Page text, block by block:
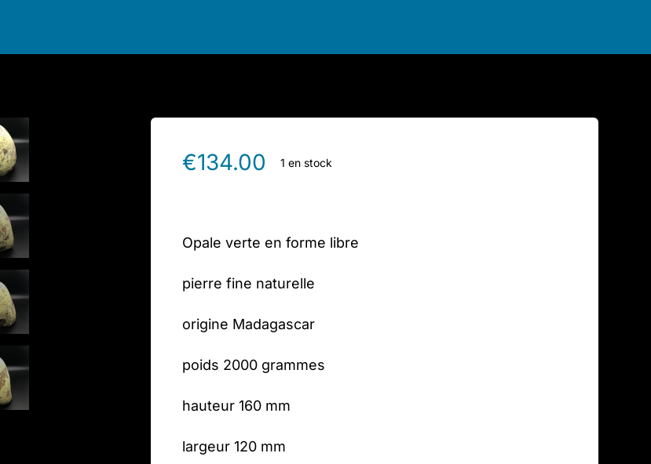
€134.00 1 en stock
Opale verte en forme libre
pierre fine naturelle
origine Madagascar
poids 2000 grammes
hauteur 160 mm
largeur 120 mm